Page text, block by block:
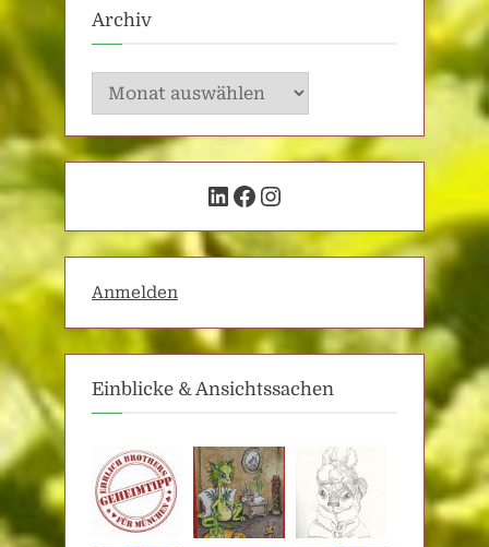
Archiv
Archiv
LinkedIn
Facebook
Instagram
Anmelden
Einblicke & Ansichtssachen